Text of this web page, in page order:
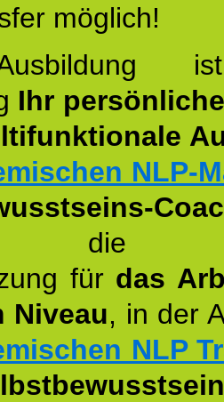
möglich!
Ihr
NLP-
die
für das
Niveau, in der
NLP